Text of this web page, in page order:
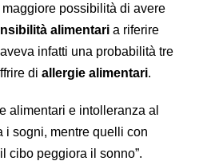
maggiore possibilità di avere
alimentari a riferire
infatti una probabilità tre
di allergie alimentari.
alimentari e intolleranza al
i sogni, mentre quelli con
cibo peggiora il sonno”.